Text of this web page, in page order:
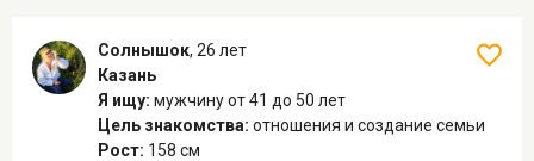
Солнышок, 26 лет
Казань
Я ищу: мужчинуот 41 до 50 лет
Цель знакомства: отношения и создание семьи
Рост: 158 см